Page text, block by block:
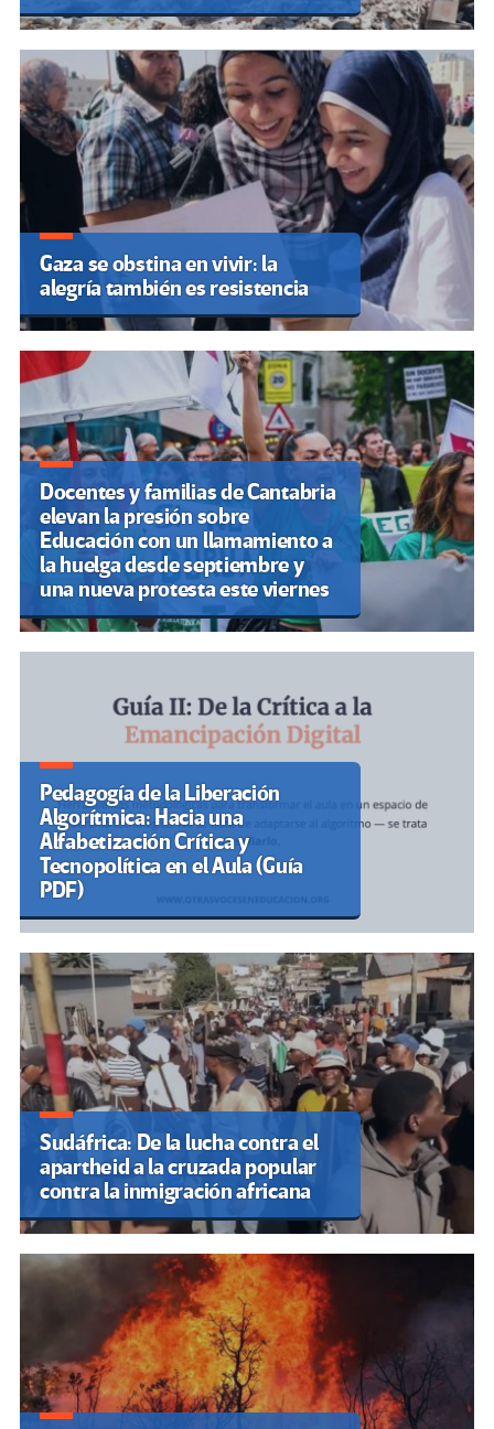
Gaza se obstina en vivir: la
alegría también es resistencia
Docentes y familias de Cantabria
elevan la presión sobre
Educación con un llamamiento a
la huelga desde septiembre y
una nueva protesta este viernes
Pedagogía de la Liberación
Algorítmica: Hacia una
Alfabetización Crítica y
Tecnopolítica en el Aula (Guía
PDF)
Sudáfrica: De la lucha contra el
apartheid a la cruzada popular
contra la inmigración africana